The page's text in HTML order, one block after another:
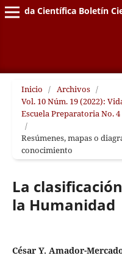
Vida Científica Boletín
Inicio / Archivos /
Vol. 10 Núm. 19 (2022):
Escuela Preparatoria No. 4
/
Resúmenes, mapas o
conocimiento
La
la Humanidad
César Y. Amador-